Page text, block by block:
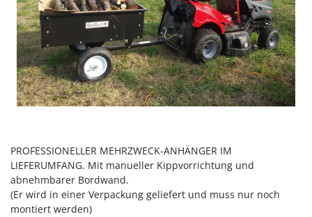
PROFESSIONELLER MEHRZWECK-ANHÄNGER IM
LIEFERUMFANG. Mit manueller Kippvorrichtung und
abnehmbarer Bordwand.
(Er wird in einer Verpackung geliefert und muss nur noch
montiert werden)